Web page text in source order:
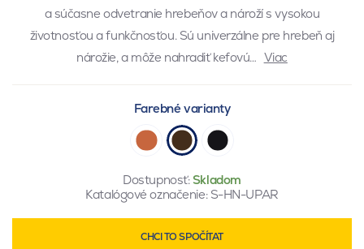
a súčasne odvetranie hrebeňov a nároží s vysokou
životnosťou a funkčnosťou. Sú univerzálne pre hrebeň aj
nárožie, a môže nahradiť kefovú… Viac
Farebné varianty
Dostupnosť:Skladom
Katalógové označenie: S-HN-UPAR
CHCI TO SPOČÍTAT